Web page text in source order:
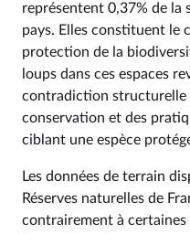
représentent 0,37% de
pays. Elles constituent
protection de la
loups dans ces espaces
contradiction structurelle
conservation et des
ciblant une espèce
Les données de terrain
Réserves naturelles de
contrairement à